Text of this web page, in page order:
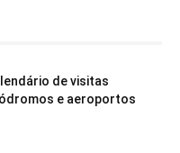
de visitas
e aeroportos